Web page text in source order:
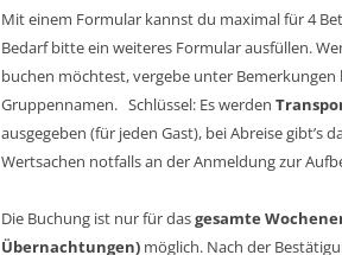
Mit einem Formular kannst du maximal für 4
Bedarf bitte ein weiteres Formular ausfüllen.
buchen möchtest, vergebe unter Bemerkungen
Gruppennamen. Schlüssel: Es werden
ausgegeben (für jeden Gast), bei Abreise gibt’s
Wertsachen notfalls an der Anmeldung zur
Die Buchung ist nur für dasgesamte
Übernachtungen) möglich. Nach der